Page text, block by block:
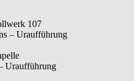
107
– Uraufführung
Uraufführung